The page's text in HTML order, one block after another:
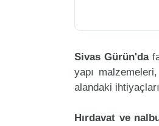
Sivas Gürün'da
yapı
alandaki
Hırdavat ve